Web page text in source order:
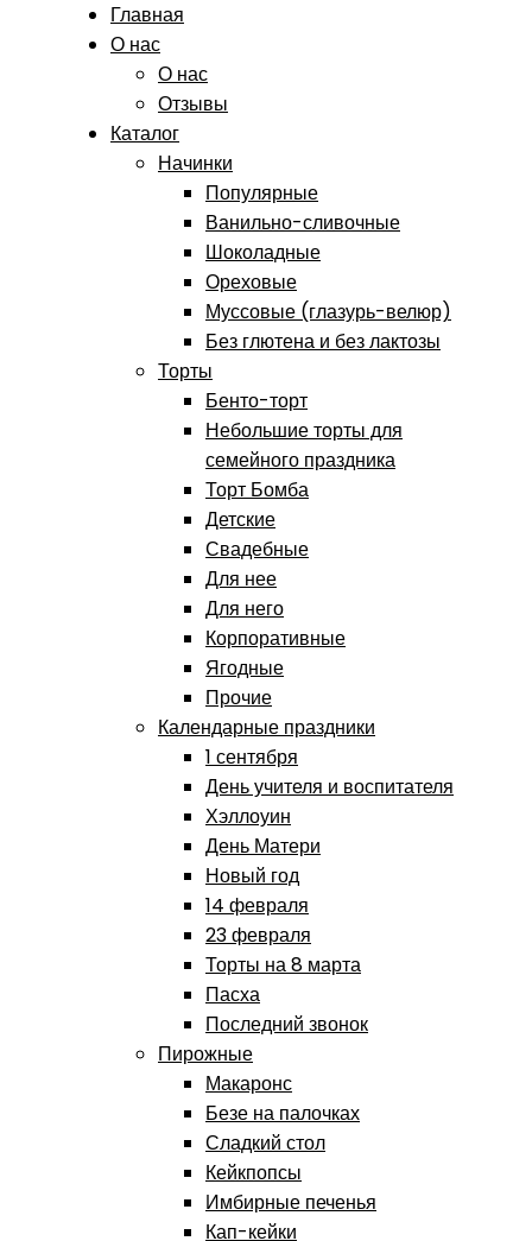
Главная
О нас
О нас
Отзывы
Каталог
Начинки
Популярные
Ванильно-сливочные
Шоколадные
Ореховые
Муссовые (глазурь-велюр)
Без глютена и без лактозы
Торты
Бенто-торт
Небольшие торты для
семейного праздника
Торт Бомба
Детские
Свадебные
Для нее
Для него
Корпоративные
Ягодные
Прочие
Календарные праздники
1 сентября
День учителя и воспитателя
Хэллоуин
День Матери
Новый год
14 февраля
23 февраля
Торты на 8 марта
Пасха
Последний звонок
Пирожные
Макаронс
Безе на палочках
Сладкий стол
Кейкпопсы
Имбирные печенья
Кап-кейки